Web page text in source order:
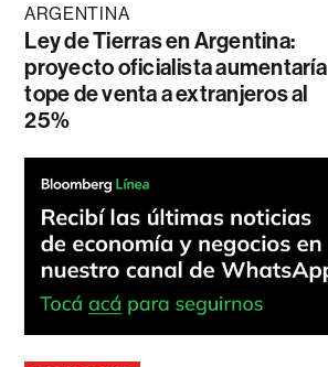
ARGENTINA
Ley de Tierras en Argentina:
proyecto oficialista aumentaría
tope de venta a extranjeros al
25%